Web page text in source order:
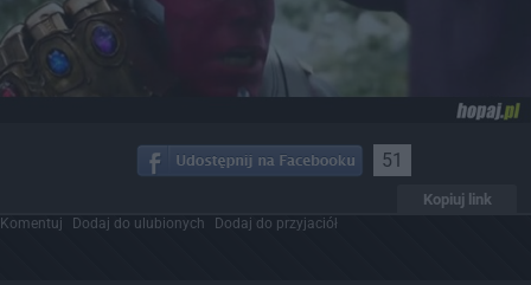
51
Kopiuj link
Komentuj Dodaj do ulubionych Dodaj do przyjaciół